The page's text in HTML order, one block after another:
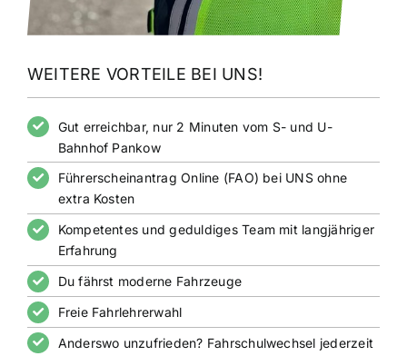
WEITERE VORTEILE BEI UNS!
Gut erreichbar, nur 2 Minuten vom S- und U-
Bahnhof Pankow
Führerscheinantrag Online (FAO) bei UNS ohne
extra Kosten
Kompetentes und geduldiges Team mit langjähriger
Erfahrung
Du fährst moderne Fahrzeuge
Freie Fahrlehrerwahl
Anderswo unzufrieden? Fahrschulwechsel jederzeit